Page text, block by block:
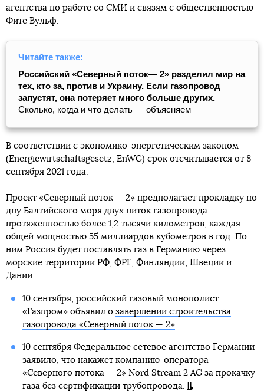
агентства по работе со СМИ и связям с общественностью
Фите Вульф.
Читайте также:
Российский «Северный поток— 2» разделил мир на
тех, кто за, против и Украину. Если газопровод
запустят, она потеряет много больше других.
Сколько, когда и что делать — объясняем
В соответствии с экономико-энергетическим законом
(Energiewirtschaftsgesetz, EnWG) срок отсчитывается от 8
сентября 2021 года.
Проект «Северный поток — 2» предполагает прокладку по
дну Балтийского моря двух ниток газопровода
протяженностью более 1,2 тысячи километров, каждая
общей мощностью 55 миллиардов кубометров в год. По
ним Россия будет поставлять газ в Германию через
морские территории РФ, ФРГ, Финляндии, Швеции и
Дании.
10 сентября, российский газовый монополист
«Газпром» объявил о завершении строительства
газопровода «Северный поток — 2».
10 сентября Федеральное сетевое агентство Германии
заявило, что накажет компанию-оператора
«Северного потока — 2» Nord Stream 2 AG за прокачку
газа без сертификации трубопровода.